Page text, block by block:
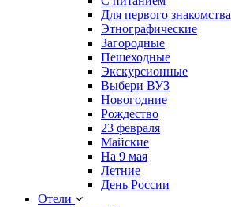
Для первого знакомства
Этнографические
Загородные
Пешеходные
Экскурсионные
Выбери ВУЗ
Новогодние
Рождество
23 февраля
Майские
На 9 мая
Летние
День России
Отели